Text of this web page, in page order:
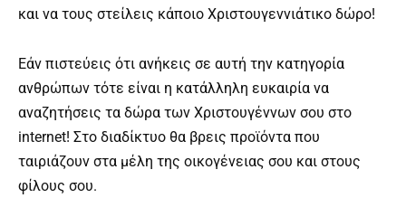
και να τους στείλεις κάποιο Χριστουγεννιάτικο δώρο!
Εάν πιστεύεις ότι ανήκεις σε αυτή την κατηγορία
ανθρώπων τότε είναι η κατάλληλη ευκαιρία να
αναζητήσεις τα δώρα των Χριστουγέννων σου στο
internet! Στο διαδίκτυο θα βρεις προϊόντα που
ταιριάζουν στα μέλη της οικογένειας σου και στους
φίλους σου.